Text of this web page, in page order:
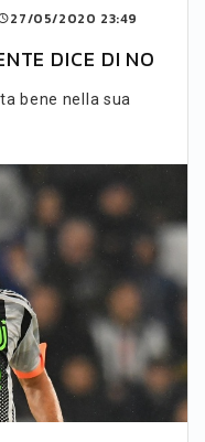
27/05/2020 23:49
DICE DI NO
bene nella sua